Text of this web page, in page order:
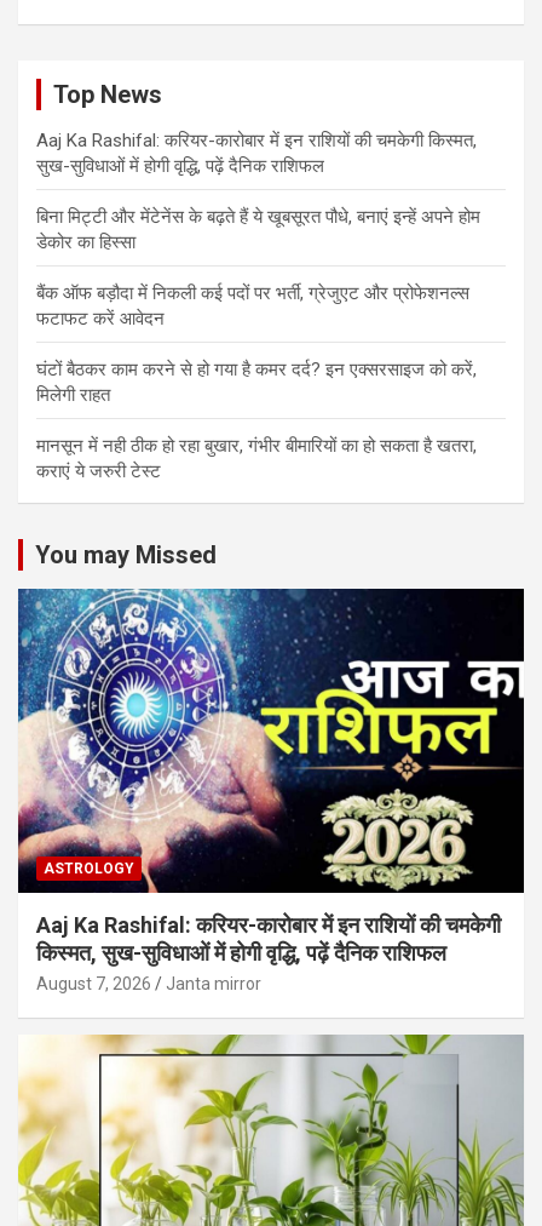
Top News
Aaj Ka Rashifal: करियर-कारोबार में इन राशियों की चमकेगी किस्मत,
सुख-सुविधाओं में होगी वृद्धि, पढ़ें दैनिक राशिफल
बिना मिट्टी और मेंटेनेंस के बढ़ते हैं ये खूबसूरत पौधे, बनाएं इन्‍हें अपने होम
डेकोर का हिस्‍सा
बैंक ऑफ बड़ौदा में निकली कई पदों पर भर्ती, ग्रेजुएट और प्रोफेशनल्स
फटाफट करें आवेदन
घंटों बैठकर काम करने से हो गया है कमर दर्द? इन एक्सरसाइज को करें,
मिलेगी राहत
मानसून में नही ठीक हो रहा बुखार, गंभीर बीमारियों का हो सकता है खतरा,
कराएं ये जरुरी टेस्ट
You may Missed
ASTROLOGY
Aaj Ka Rashifal: करियर-कारोबार में इन राशियों की चमकेगी
किस्मत, सुख-सुविधाओं में होगी वृद्धि, पढ़ें दैनिक राशिफल
August 7, 2026 Janta mirror